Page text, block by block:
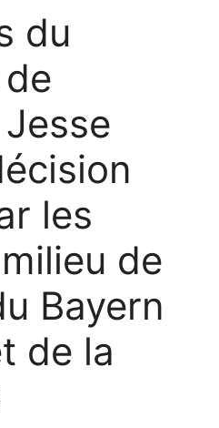
du
les
de
Bayern
de la